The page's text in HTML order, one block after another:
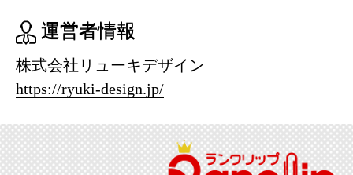
運営者情報
株式会社リューキデザイン
https://ryuki-design.jp/